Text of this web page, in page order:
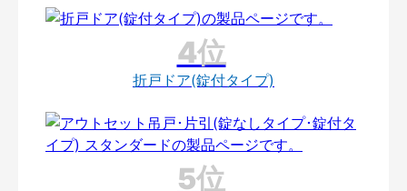
折戸ドア(錠付タイプ)